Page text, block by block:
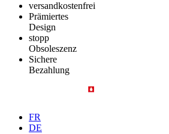
versandkostenfrei
Prämiertes
Design
stopp
Obsoleszenz
Sichere
Bezahlung
FR
DE